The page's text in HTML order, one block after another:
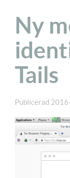
Ny
Tails
Publicerad